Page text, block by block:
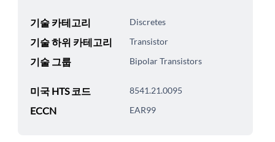
기술 카테고리 Discretes
기술 하위 카테고리 Transistor
기술 그룹 Bipolar Transistors
미국 HTS 코드 8541.21.0095
ECCN EAR99